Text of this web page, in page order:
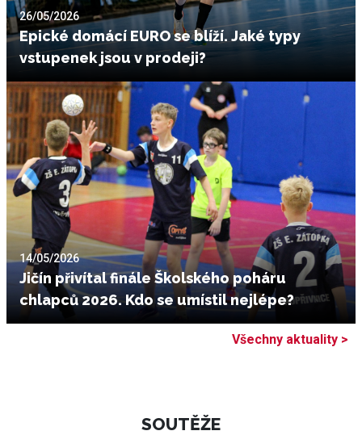
26/05/2026
Epické domácí EURO se blíží. Jaké typy
vstupenek jsou v prodeji?
14/05/2026
Jičín přivítal finále Školského poháru
chlapců 2026. Kdo se umístil nejlépe?
Všechny aktuality >
SOUTĚŽE